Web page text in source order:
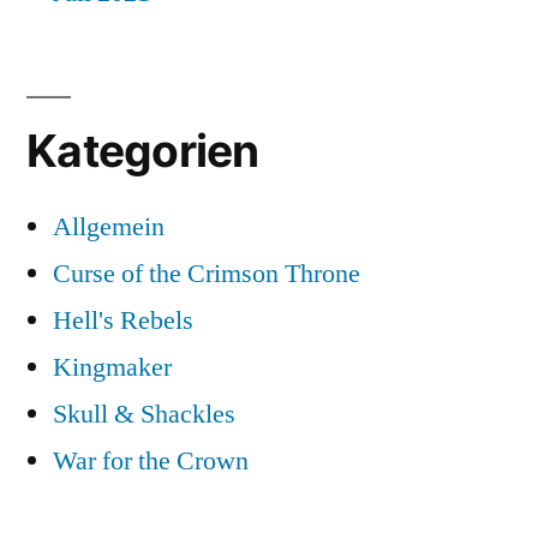
Kategorien
Allgemein
Curse of the Crimson Throne
Hell's Rebels
Kingmaker
Skull & Shackles
War for the Crown